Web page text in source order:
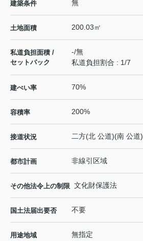
建築条件 無
土地面積 200.03㎡
私道負担面積 /
セットバック
-/無
私道負担割合 : 1/7
建ぺい率 70%
容積率 200%
接道状況 二方(北 公道)(南 公道)
都市計画 非線引区域
その他法令上の制限 文化財保護法
国土法届出要否 不要
用途地域 無指定